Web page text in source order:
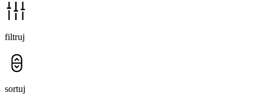
filtruj
sortuj